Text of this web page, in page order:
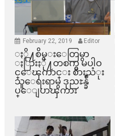
February 22, 2019 Editor
ႏို႔စိမ္းေတြမွာ
ႏြားႏို႔တစက္မွ မပါဝ
င္ေၾကာင္း စားသံုး
သူေရးရာမွ ဒုညႊန္ခ်ဳ
ပ္ေျပာၾကား